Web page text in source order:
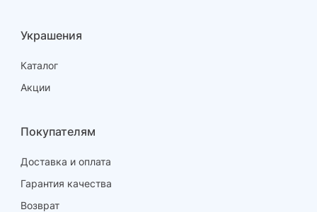
Украшения
Каталог
Акции
Покупателям
Доставка и оплата
Гарантия качества
Возврат